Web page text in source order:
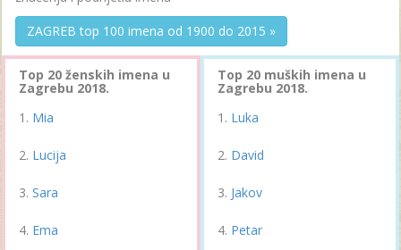
ZAGREB top 100 imena od 1900 do 2015 »
Top 20 ženskih imena u
Zagrebu 2018.
Mia
Lucija
Sara
Ema
Top 20 muških imena u
Zagrebu 2018.
Luka
David
Jakov
Petar